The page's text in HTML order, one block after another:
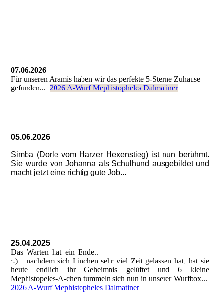
07.06.2026
Für unseren Aramis haben wir das perfekte 5-Sterne Zuhause
gefunden... 2026 A-Wurf Mephistopheles Dalmatiner
05.06.2026
Simba (Dorle vom Harzer Hexenstieg) ist nun berühmt.
Sie wurde von Johanna als Schulhund ausgebildet und
macht jetzt eine richtig gute Job...
25.04.2025
Das Warten hat ein Ende..
:-)... nachdem sich Linchen sehr viel Zeit gelassen hat, hat sie
heute endlich ihr Geheimnis gelüftet und 6 kleine
Mephistopeles-A-chen tummeln sich nun in unserer Wurfbox...
2026 A-Wurf Mephistopheles Dalmatiner